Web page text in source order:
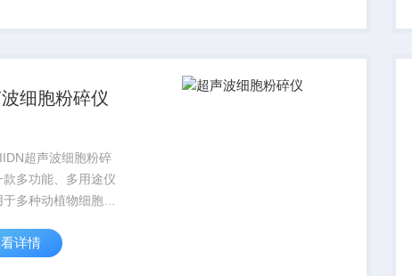
泡、脱气、清洗及加
细胞粉碎仪
超声波细胞粉碎
款多功能、多用途仪
多种动植物细胞、
分离、提取、消
详情